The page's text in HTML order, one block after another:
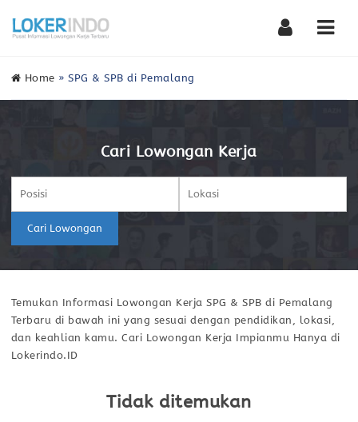
Home »SPG & SPB di Pemalang
Cari Lowongan Kerja
Cari Lowongan
Temukan Informasi Lowongan Kerja SPG & SPB di Pemalang
Terbaru di bawah ini yang sesuai dengan pendidikan, lokasi,
dan keahlian kamu. Cari Lowongan Kerja Impianmu Hanya di
Lokerindo.ID
Tidak ditemukan